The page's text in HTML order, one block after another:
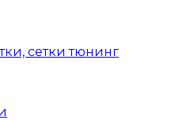
сетки тюнинг